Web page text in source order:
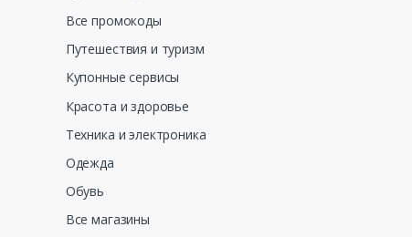
Все промокоды
Путешествия и туризм
Купонные сервисы
Красота и здоровье
Техника и электроника
Одежда
Обувь
Все магазины